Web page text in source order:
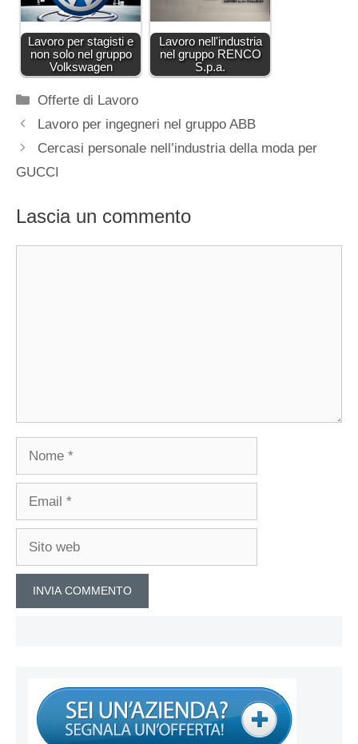
Lavoro per stagisti e
non solo nel gruppo
Volkswagen
Lavoro nell'industria
nel gruppo RENCO
S.p.a.
Categorie
Offerte di Lavoro
Lavoro per ingegneri nel gruppo ABB
Cercasi personale nell’industria della moda per
GUCCI
Lascia un commento